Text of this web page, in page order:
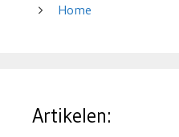
Home
Artikelen: